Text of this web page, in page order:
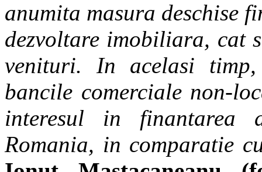
anumita masura deschise
dezvoltare imobiliara, cat
venituri. In acelasi
bancile comerciale non-
interesul in finantarea
Romania, in comparatie